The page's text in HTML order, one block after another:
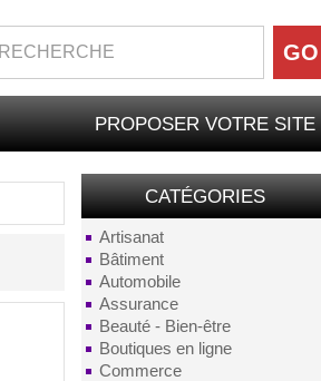
PROPOSER VOTRE SITE
CATÉGORIES
Artisanat
Bâtiment
Automobile
Assurance
Beauté - Bien-être
Boutiques en ligne
Commerce